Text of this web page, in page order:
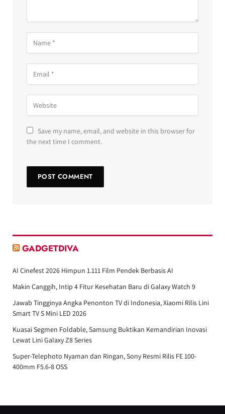
Save my name, email, and website in this browser for
the next time I comment.
GADGETDIVA
AI Cinefest 2026 Himpun 1.111 Film Pendek Berbasis AI
Makin Canggih, Intip 4 Fitur Kesehatan Baru di Galaxy Watch 9
Jawab Tingginya Angka Penonton TV di Indonesia, Xiaomi Rilis Lini
Smart TV S Mini LED 2026
Kuasai Segmen Foldable, Samsung Buktikan Kemandirian Inovasi
Lewat Lini Galaxy Z8 Series
Super-Telephoto Nyaman dan Ringan, Sony Resmi Rilis FE 100-
400mm F5.6-8 OSS